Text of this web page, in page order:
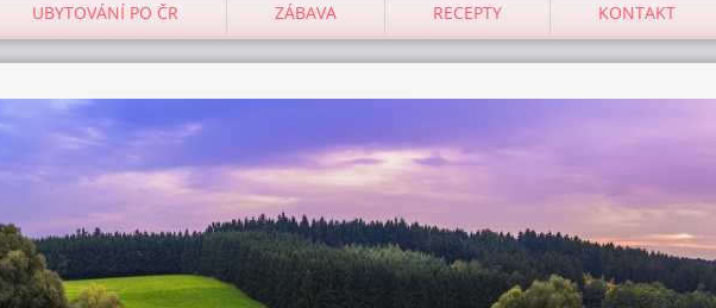
UBYTOVÁNÍ PO ČR ZÁBAVA RECEPTY KONTAKT